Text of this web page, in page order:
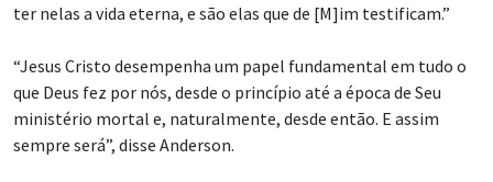
ter nelas a vida eterna, e são elas que de [M]im testificam.”
“Jesus Cristo desempenha um papel fundamental em tudo o
que Deus fez por nós, desde o princípio até a época de Seu
ministério mortal e, naturalmente, desde então. E assim
sempre será”, disse Anderson.